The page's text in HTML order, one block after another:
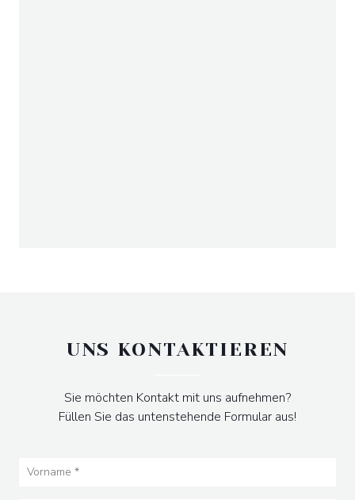
UNS KONTAKTIEREN
Sie möchten Kontakt mit uns aufnehmen?
Füllen Sie das untenstehende Formular aus!